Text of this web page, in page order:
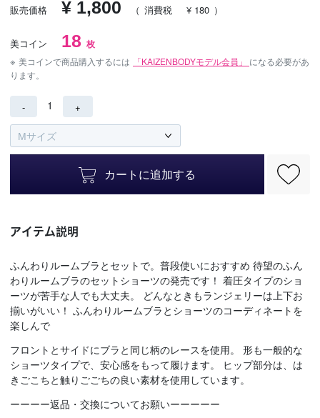
販売価格 ¥ 1,800 （ 消費税 ¥ 180 ）
美コイン 18 枚
※ 美コインで商品購入するには 「KAIZENBODYモデル会員」 になる必要があ
ります。
- 1 +
カートに追加する
アイテム説明
ふんわりルームブラとセットで。普段使いにおすすめ 待望のふん
わりルームブラのセットショーツの発売です！ 着圧タイプのショ
ーツが苦手な人でも大丈夫。 どんなときもランジェリーは上下お
揃いがいい！ ふんわりルームブラとショーツのコーディネートを
楽しんで
フロントとサイドにブラと同じ柄のレースを使用。 形も一般的な
ショーツタイプで、安心感をもって履けます。 ヒップ部分は、は
きごこちと触りごごちの良い素材を使用しています。
ーーーー返品・交換についてお願いーーーーー